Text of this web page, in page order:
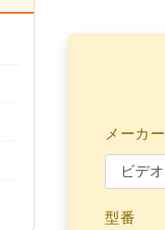
メーカー
型番